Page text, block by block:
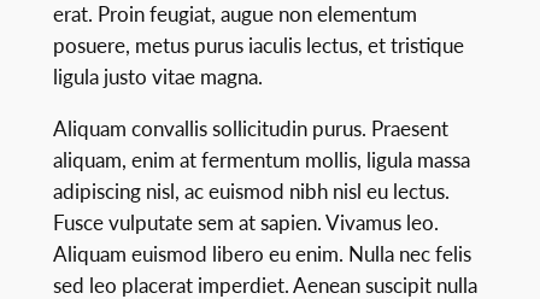
erat. Proin feugiat, augue non elementum
posuere, metus purus iaculis lectus, et tristique
ligula justo vitae magna.
Aliquam convallis sollicitudin purus. Praesent
aliquam, enim at fermentum mollis, ligula massa
adipiscing nisl, ac euismod nibh nisl eu lectus.
Fusce vulputate sem at sapien. Vivamus leo.
Aliquam euismod libero eu enim. Nulla nec felis
sed leo placerat imperdiet. Aenean suscipit nulla